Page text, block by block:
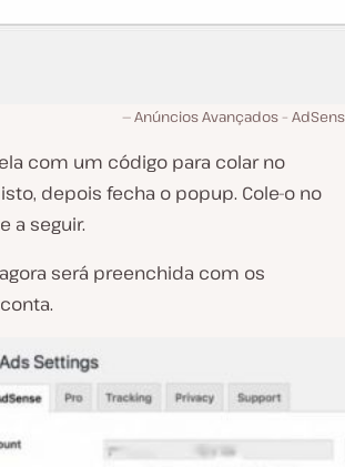
Anúncios Avançados –
com um código para colar no
depois fecha o popup. Cole-o no
a seguir.
agora será preenchida com os